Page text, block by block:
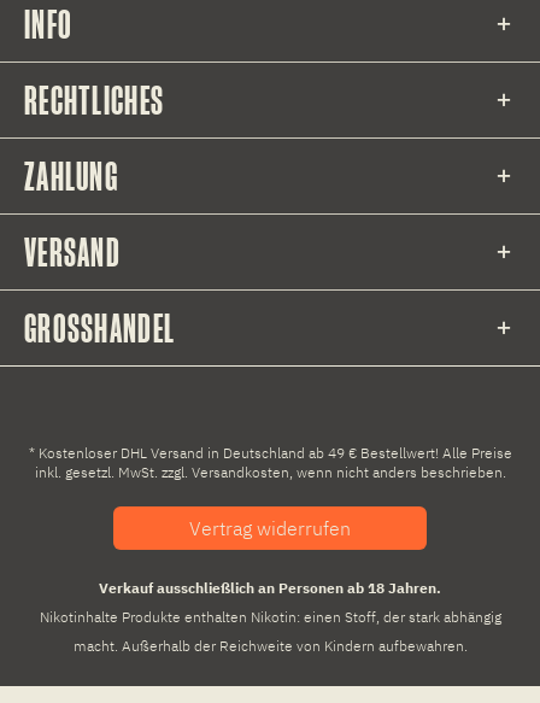
INFO
RECHTLICHES
ZAHLUNG
VERSAND
GROSSHANDEL
* Kostenloser DHL Versand in Deutschland ab 49 € Bestellwert! Alle Preise
inkl. gesetzl. MwSt. zzgl. Versandkosten , wenn nicht anders beschrieben.
Vertrag widerrufen
Verkauf ausschließlich an Personen ab 18 Jahren.
Nikotinhalte Produkte enthalten Nikotin: einen Stoff, der stark abhängig
macht. Außerhalb der Reichweite von Kindern aufbewahren.